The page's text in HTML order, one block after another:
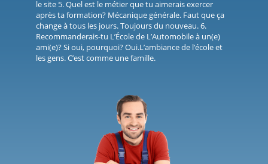
le site 5. Quel est le métier que tu aimerais exercer
après ta formation? Mécanique générale. Faut que ça
change à tous les jours. Toujours du nouveau. 6.
Recommanderais-tu L’École de L’Automobile à un(e)
ami(e)? Si oui, pourquoi? Oui.L’ambiance de l’école et
les gens. C’est comme une famille.